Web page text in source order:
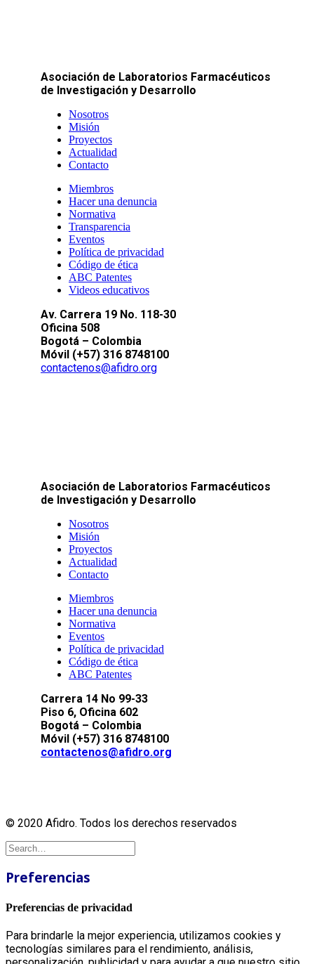
Asociación de Laboratorios Farmacéuticos
de Investigación y Desarrollo
Nosotros
Misión
Proyectos
Actualidad
Contacto
Miembros
Hacer una denuncia
Normativa
Transparencia
Eventos
Política de privacidad
Código de ética
ABC Patentes
Videos educativos
Av. Carrera 19 No. 118-30
Oficina 508
Bogotá – Colombia
Móvil (+57) 316 8748100
contactenos@afidro.org
Asociación de Laboratorios Farmacéuticos
de Investigación y Desarrollo
Nosotros
Misión
Proyectos
Actualidad
Contacto
Miembros
Hacer una denuncia
Normativa
Eventos
Política de privacidad
Código de ética
ABC Patentes
Carrera 14 No 99-33
Piso 6, Oficina 602
Bogotá – Colombia
Móvil (+57) 316 8748100
contactenos@afidro.org
© 2020 Afidro. Todos los derechos reservados
Preferencias
Preferencias de privacidad
Para brindarle la mejor experiencia, utilizamos cookies y
tecnologías similares para el rendimiento, análisis,